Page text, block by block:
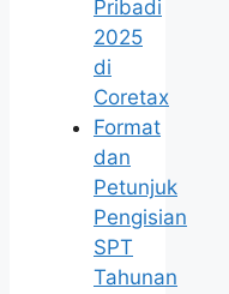
Pribadi
2025
di
Coretax
Format
dan
Petunjuk
Pengisian
SPT
Tahunan